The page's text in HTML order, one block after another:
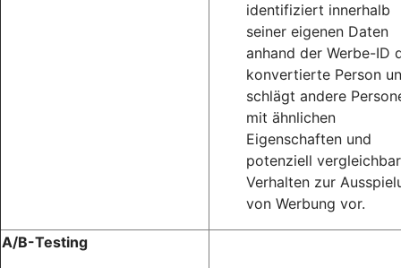
identifiziert innerhalb
seiner eigenen Daten
anhand der Werbe-ID
konvertierte Person
schlägt andere
mit ähnlichen
Eigenschaften und
potenziell
Verhalten zur
von Werbung vor.
A/B-Testing